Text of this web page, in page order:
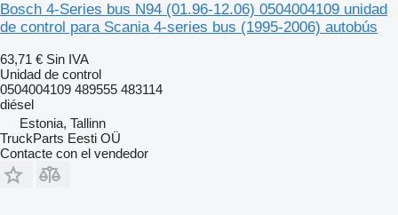
Bosch 4-Series bus N94 (01.96-12.06) 0504004109 unidad
de control para Scania 4-series bus (1995-2006) autobús
63,71 € Sin IVA
Unidad de control
0504004109 489555 483114
diésel
Estonia, Tallinn
TruckParts Eesti OÜ
Contacte con el vendedor